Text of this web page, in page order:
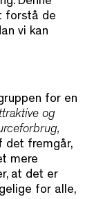
forstå de
vi kan
for en
og
det fremgår,
mere
at det er
for alle,